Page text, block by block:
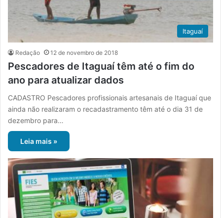
Itaguaí
Redação 12 de novembro de 2018
Pescadores de Itaguaí têm até o fim do
ano para atualizar dados
CADASTRO Pescadores profissionais artesanais de Itaguaí que
ainda não realizaram o recadastramento têm até o dia 31 de
dezembro para…
Leia mais »